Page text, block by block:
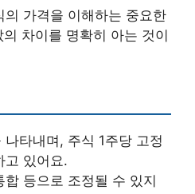
의 가격을 이해하는 중요한
차이를 명확히 아는 것이
나타내며, 주식 1주당 고정
고 있어요.
합 등으로 조정될 수 있지